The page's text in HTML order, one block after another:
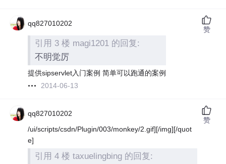
qq827010202
引用 3 楼 magi1201 的回复:
不明觉厉
提供sipservlet入门案例 简单可以跑通的案例
2014-06-13
赞
qq827010202
/ui/scripts/csdn/Plugin/003/monkey/2.gif][/img][/quot
e]
引用 4 楼 taxuelingbing 的回复:
赞